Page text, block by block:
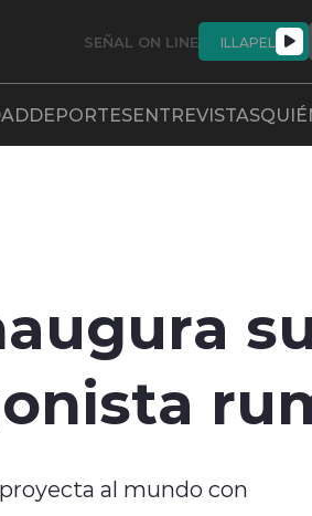
SEÑAL ON LINE ILLAPEL
DEPORTESENTREVISTAS
al mundo con